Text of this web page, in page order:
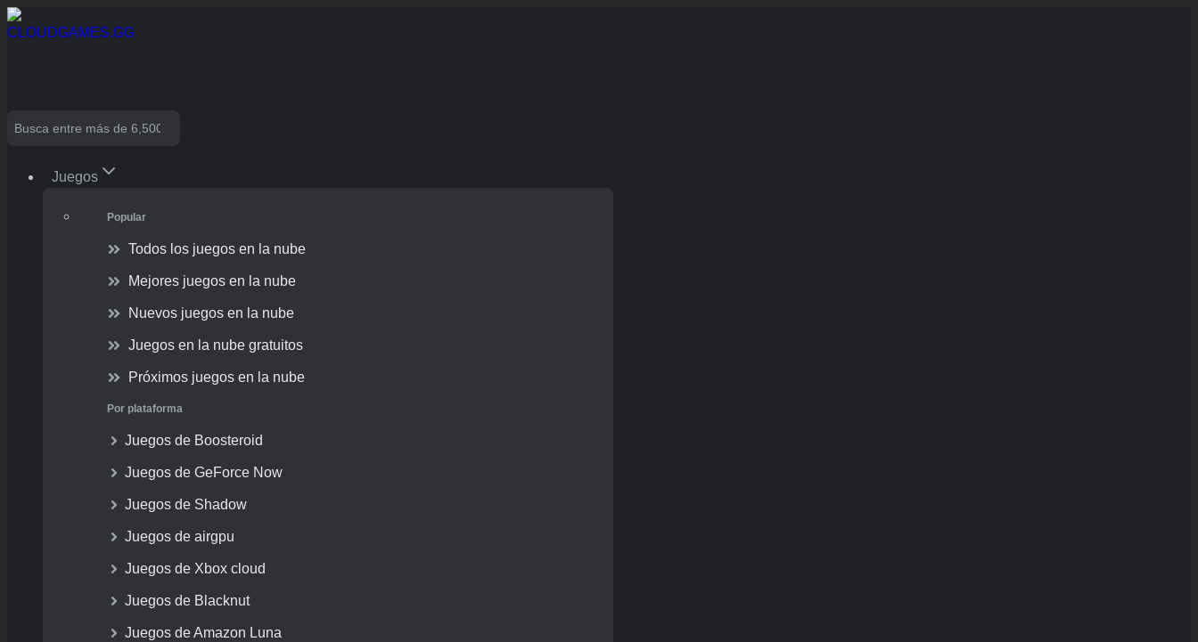
Skip
to
Search
Juegos
Popular
Todos los juegos en la nube
Mejores juegos en la nube
Nuevos juegos en la nube
Juegos en la nube gratuitos
Próximos juegos en la nube
Por plataforma
Juegos de Boosteroid
Juegos de GeForce Now
Juegos de Shadow
Juegos de airgpu
Juegos de Xbox cloud
Juegos de Blacknut
Juegos de Amazon Luna